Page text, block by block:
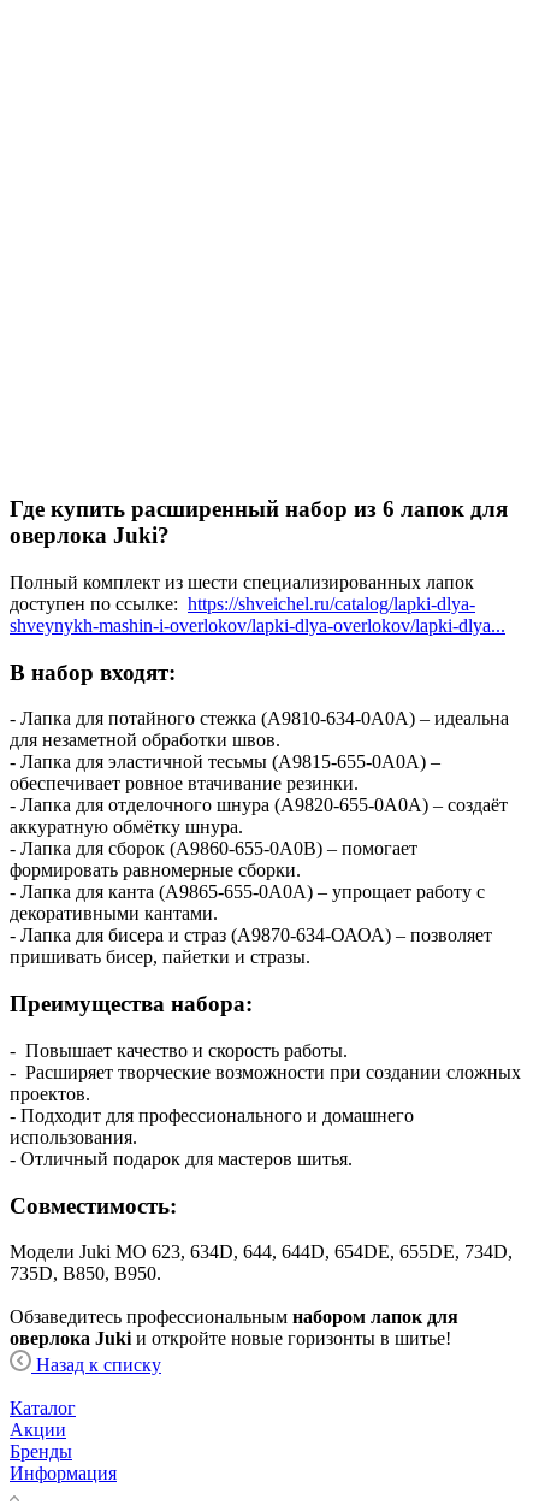
Где купить расширенный набор из 6 лапок для
оверлока Juki?
Полный комплект из шести специализированных лапок
доступен по ссылке: https://shveichel.ru/catalog/lapki-dlya-
shveynykh-mashin-i-overlokov/lapki-dlya-overlokov/lapki-dlya...
В набор входят:
- Лапка для потайного стежка (A9810-634-0A0A) – идеальна
для незаметной обработки швов.
- Лапка для эластичной тесьмы (A9815-655-0A0A) –
обеспечивает ровное втачивание резинки.
- Лапка для отделочного шнура (A9820-655-0A0A) – создаёт
аккуратную обмётку шнура.
- Лапка для сборок (A9860-655-0A0B) – помогает
формировать равномерные сборки.
- Лапка для канта (A9865-655-0A0A) – упрощает работу с
декоративными кантами.
- Лапка для бисера и страз (А9870-634-ОАОА) – позволяет
пришивать бисер, пайетки и стразы.
Преимущества набора:
- Повышает качество и скорость работы.
- Расширяет творческие возможности при создании сложных
проектов.
- Подходит для профессионального и домашнего
использования.
- Отличный подарок для мастеров шитья.
Совместимость:
Модели Juki MO 623, 634D, 644, 644D, 654DE, 655DE, 734D,
735D, B850, B950.
Обзаведитесь профессиональным набором лапок для
оверлока Juki и откройте новые горизонты в шитье!
Назад к списку
Каталог
Акции
Бренды
Информация